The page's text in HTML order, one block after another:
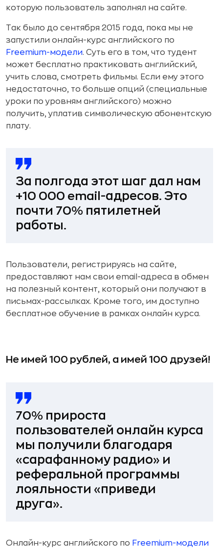
которую пользователь заполнял на сайте.
Так было до сентября 2015 года, пока мы не
запустили онлайн-курс английского по
Freemium-модели. Суть его в том, что тудент
может бесплатно практиковать английский,
учить слова, смотреть фильмы. Если ему этого
недостаточно, то больше опций (специальные
уроки по уровням английского) можно
получить, уплатив символическую абонентскую
плату.
За полгода этот шаг дал нам
+10 000 email-адресов. Это
почти 70% пятилетней
работы.
Пользователи, регистрируясь на сайте,
предоставляют нам свои email-адреса в обмен
на полезный контент, который они получают в
письмах-рассылках. Кроме того, им доступно
бесплатное обучение в рамках онлайн курса.
Не имей 100 рублей, а имей 100 друзей!
70% прироста
пользователей онлайн курса
мы получили благодаря
«сарафанному радио» и
реферальной программы
лояльности «приведи
друга».
Онлайн-курс английского по Freemium-модели